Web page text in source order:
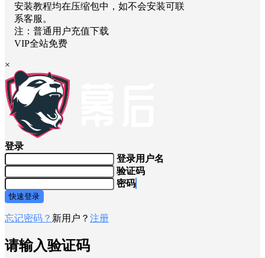
安装教程均在压缩包中，如不会安装可联
系客服。
注：普通用户充值下载
VIP全站免费
×
登录
登录用户名
验证码
密码
快速登录
忘记密码？ 新用户？ 注册
请输入验证码